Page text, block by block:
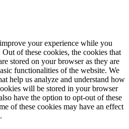
your experience while you
of these cookies, the cookies that
stored on your browser as they are
functionalities of the website. We
help us analyze and understand how
will be stored in your browser
have the option to opt-out of these
of these cookies may have an effect